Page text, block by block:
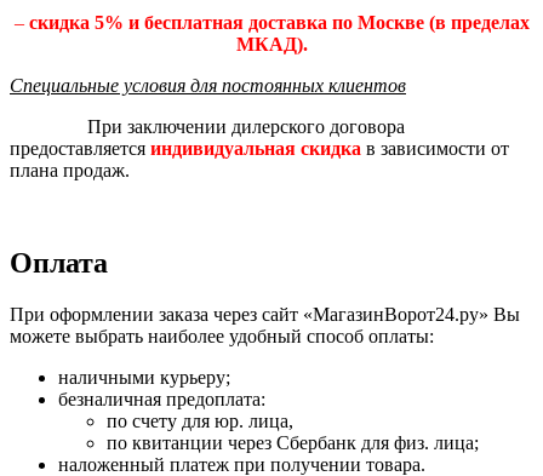
– скидка 5% и бесплатная доставка по Москве (в пределах
МКАД).
Специальные условия для постоянных клиентов
При заключении дилерского договора
предоставляется индивидуальная скидка в зависимости от
плана продаж.
Оплата
При оформлении заказа через сайт «МагазинВорот24.ру» Вы
можете выбрать наиболее удобный способ оплаты:
наличными курьеру;
безналичная предоплата:
по счету для юр. лица,
по квитанции через Сбербанк для физ. лица;
наложенный платеж при получении товара.